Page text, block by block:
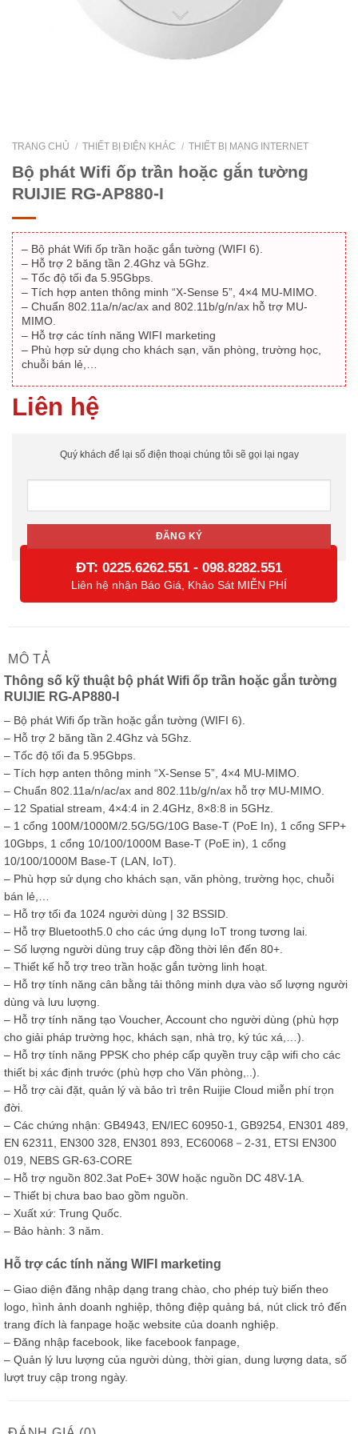
TRANG CHỦ / THIẾT BỊ ĐIỆN KHÁC / THIẾT BỊ MẠNG INTERNET
Bộ phát Wifi ốp trần hoặc gắn tường
RUIJIE RG-AP880-I
– Bộ phát Wifi ốp trần hoặc gắn tường (WIFI 6).
– Hỗ trợ 2 băng tần 2.4Ghz và 5Ghz.
– Tốc độ tối đa 5.95Gbps.
– Tích hợp anten thông minh “X-Sense 5”, 4×4 MU-MIMO.
– Chuẩn 802.11a/n/ac/ax and 802.11b/g/n/ax hỗ trợ MU-
MIMO.
– Hỗ trợ các tính năng WIFI marketing
– Phù hợp sử dụng cho khách sạn, văn phòng, trường học,
chuỗi bán lẻ,…
Liên hệ
Quý khách để lại số điện thoại chúng tôi sẽ gọi lại ngay
ĐT: 0225.6262.551 - 098.8282.551
Liên hệ nhận Báo Giá, Khảo Sát MIỄN PHÍ
MÔ TẢ
Thông số kỹ thuật bộ phát Wifi ốp trần hoặc gắn tường
RUIJIE RG-AP880-I
– Bộ phát Wifi ốp trần hoặc gắn tường (WIFI 6).
– Hỗ trợ 2 băng tần 2.4Ghz và 5Ghz.
– Tốc độ tối đa 5.95Gbps.
– Tích hợp anten thông minh “X-Sense 5”, 4×4 MU-MIMO.
– Chuẩn 802.11a/n/ac/ax and 802.11b/g/n/ax hỗ trợ MU-MIMO.
– 12 Spatial stream, 4×4:4 in 2.4GHz, 8×8:8 in 5GHz.
– 1 cổng 100M/1000M/2.5G/5G/10G Base-T (PoE In), 1 cổng SFP+
10Gbps, 1 cổng 10/100/1000M Base-T (PoE in), 1 cổng
10/100/1000M Base-T (LAN, IoT).
– Phù hợp sử dụng cho khách sạn, văn phòng, trường học, chuỗi
bán lẻ,…
– Hỗ trợ tối đa 1024 người dùng | 32 BSSID.
– Hỗ trợ Bluetooth5.0 cho các ứng dụng IoT trong tương lai.
– Số lượng người dùng truy cập đồng thời lên đến 80+.
– Thiết kế hỗ trợ treo trần hoặc gắn tường linh hoạt.
– Hỗ trợ tính năng cân bằng tải thông minh dựa vào số lượng người
dùng và lưu lượng.
– Hỗ trợ tính năng tạo Voucher, Account cho người dùng (phù hợp
cho giải pháp trường học, khách sạn, nhà trọ, ký túc xá,…).
– Hỗ trợ tính năng PPSK cho phép cấp quyền truy cập wifi cho các
thiết bị xác định trước (phù hợp cho Văn phòng,..).
– Hỗ trợ cài đặt, quản lý và bảo trì trên Ruijie Cloud miễn phí trọn
đời.
– Các chứng nhận: GB4943, EN/IEC 60950-1, GB9254, EN301 489,
EN 62311, EN300 328, EN301 893, EC60068－2-31, ETSI EN300
019, NEBS GR-63-CORE
– Hỗ trợ nguồn 802.3at PoE+ 30W hoặc nguồn DC 48V-1A.
– Thiết bị chưa bao bao gồm nguồn.
– Xuất xứ: Trung Quốc.
– Bảo hành: 3 năm.
Hỗ trợ các tính năng WIFI marketing
– Giao diện đăng nhập dạng trang chào, cho phép tuỳ biến theo
logo, hình ảnh doanh nghiệp, thông điệp quảng bá, nút click trỏ đến
trang đích là fanpage hoặc website của doanh nghiệp.
– Đăng nhập facebook, like facebook fanpage,
– Quản lý lưu lượng của người dùng, thời gian, dung lượng data, số
lượt truy cập trong ngày.